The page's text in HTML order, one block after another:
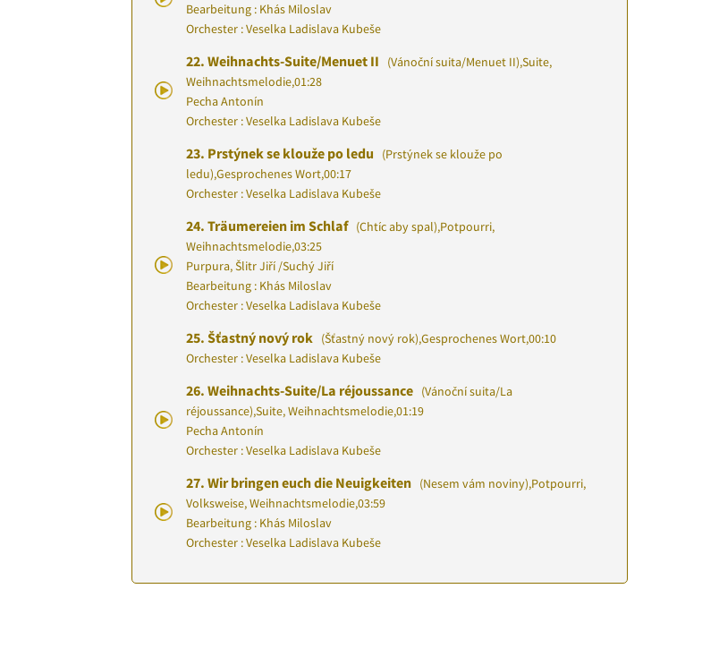
Bearbeitung : Khás Miloslav
Orchester : Veselka Ladislava Kubeše
22. Weihnachts-Suite/Menuet II (Vánoční suita/Menuet II),Suite,
Weihnachtsmelodie,01:28
Pecha Antonín
Orchester : Veselka Ladislava Kubeše
23. Prstýnek se klouže po ledu
(Prstýnek se klouže po
ledu),Gesprochenes Wort,00:17
Orchester : Veselka Ladislava Kubeše
24. Träumereien im Schlaf (Chtíc aby spal),Potpourri,
Weihnachtsmelodie,03:25
Purpura, Šlitr Jiří /Suchý Jiří
Bearbeitung : Khás Miloslav
Orchester : Veselka Ladislava Kubeše
25. Šťastný nový rok (Šťastný nový rok),Gesprochenes Wort,00:10
Orchester : Veselka Ladislava Kubeše
26. Weihnachts-Suite/La réjoussance (Vánoční suita/La
réjoussance),Suite, Weihnachtsmelodie,01:19
Pecha Antonín
Orchester : Veselka Ladislava Kubeše
27. Wir bringen euch die Neuigkeiten (Nesem vám noviny),Potpourri,
Volksweise, Weihnachtsmelodie,03:59
Bearbeitung : Khás Miloslav
Orchester : Veselka Ladislava Kubeše